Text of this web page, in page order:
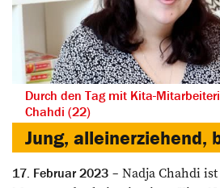
Durch den Tag mit Kita-
Chahdi (22)
Jung, alleinerziehend,
17. Februar 2023
Nadja Chahdi